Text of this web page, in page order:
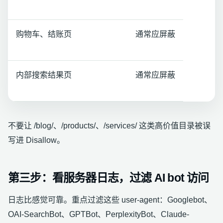
购物车、结账页 通常应屏蔽
内部搜索结果页 通常应屏蔽
不要让 /blog/、/products/、/services/ 这类高价值目录被误
写进 Disallow。
第三步：看服务器日志，过滤 AI bot 访问
日志比感觉可靠。重点过滤这些 user-agent：Googlebot、
OAI-SearchBot、GPTBot、PerplexityBot、Claude-